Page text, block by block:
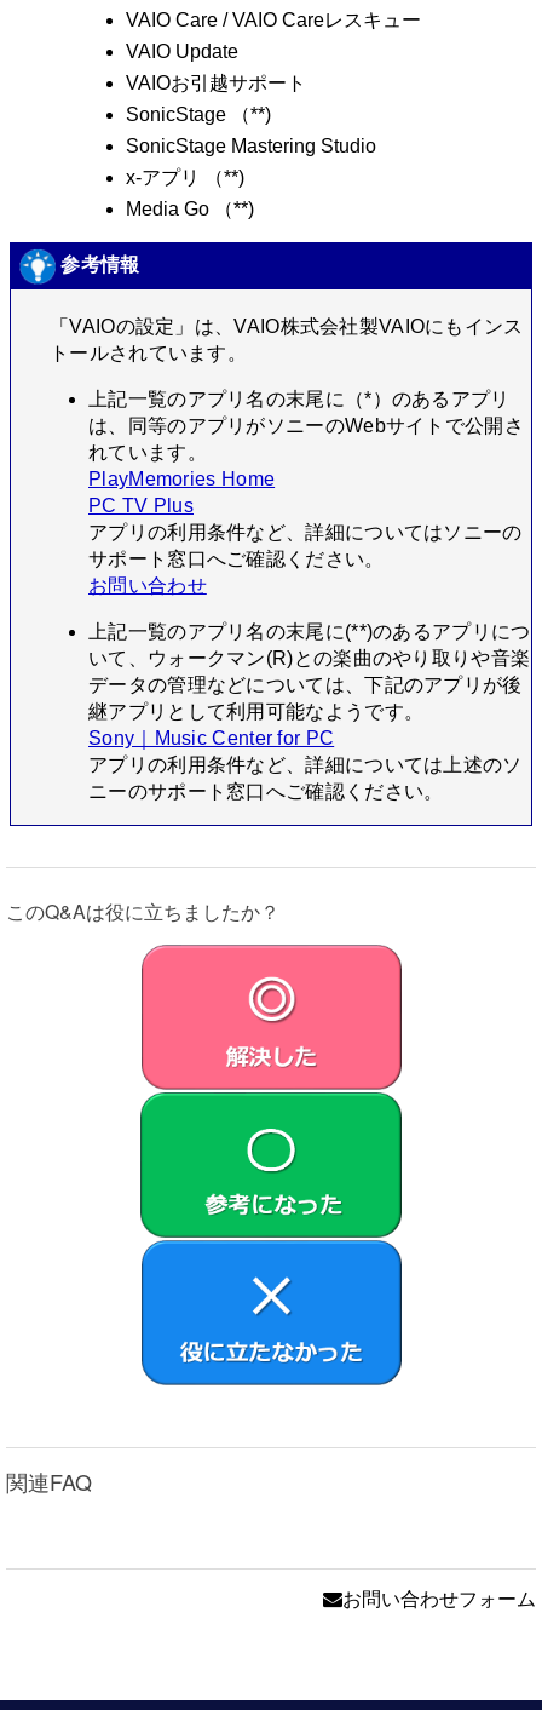
VAIO Care / VAIO Careレスキュー
VAIO Update
VAIOお引越サポート
SonicStage （**)
SonicStage Mastering Studio
x-アプリ （**)
Media Go （**)
参考情報
「VAIOの設定」は、VAIO株式会社製VAIOにもインス
トールされています。
上記一覧のアプリ名の末尾に（*）のあるアプリ
は、同等のアプリがソニーのWebサイトで公開さ
れています。
PlayMemories Home
PC TV Plus
アプリの利用条件など、詳細についてはソニーの
サポート窓口へご確認ください。
お問い合わせ
上記一覧のアプリ名の末尾に(**)のあるアプリにつ
いて、ウォークマン(R)との楽曲のやり取りや音楽
データの管理などについては、下記のアプリが後
継アプリとして利用可能なようです。
Sony｜Music Center for PC
アプリの利用条件など、詳細については上述のソ
ニーのサポート窓口へご確認ください。
このQ&Aは役に立ちましたか？
関連FAQ
お問い合わせフォーム